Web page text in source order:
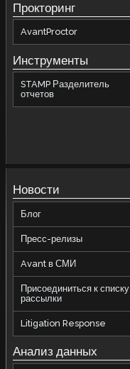
Прокторинг
AvantProctor
Инструменты
STAMP Разделитель
отчетов
Новости
Блог
Пресс-релизы
Avant в СМИ
Присоединиться к списку
рассылки
Litigation Response
Анализ данных